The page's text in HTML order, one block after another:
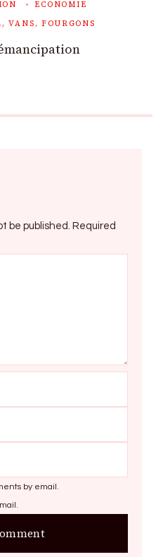
ECONOMIE
VANS, FOURGONS
be published. Required
by email.